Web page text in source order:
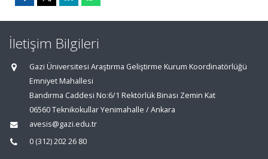
İletişim Bilgileri
Gazi Üniversitesi Araştırma Geliştirme Kurum Koordinatörlüğü
Emniyet Mahallesi
Bandırma Caddesi No:6/1 Rektörlük Binası Zemin Kat
06560 Teknikokullar Yenimahalle / Ankara
avesis@gazi.edu.tr
0 (312) 202 26 80